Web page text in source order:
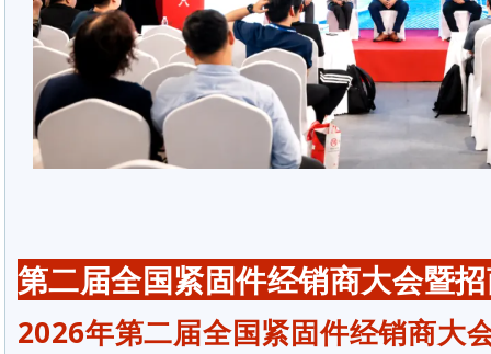
第二届全国紧固件经销商大会暨
2026年第二届全国紧固件经销商大